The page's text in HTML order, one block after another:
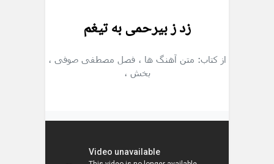
زد ز بیرحمی به تیغم
از کتاب: متن آهنگ ها ، فصل مصطفی صوفی ،
بخش ،